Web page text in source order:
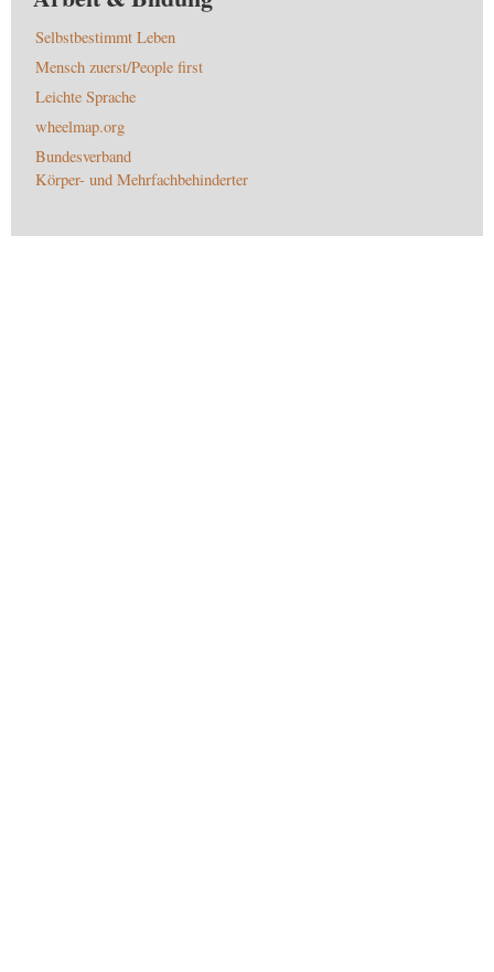
Selbstbestimmt Leben
Mensch zuerst/People first
Leichte Sprache
wheelmap.org
Bundesverband
Körper- und Mehrfachbehinderter